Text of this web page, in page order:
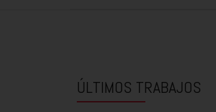
ÚLTIMOS TRABAJOS